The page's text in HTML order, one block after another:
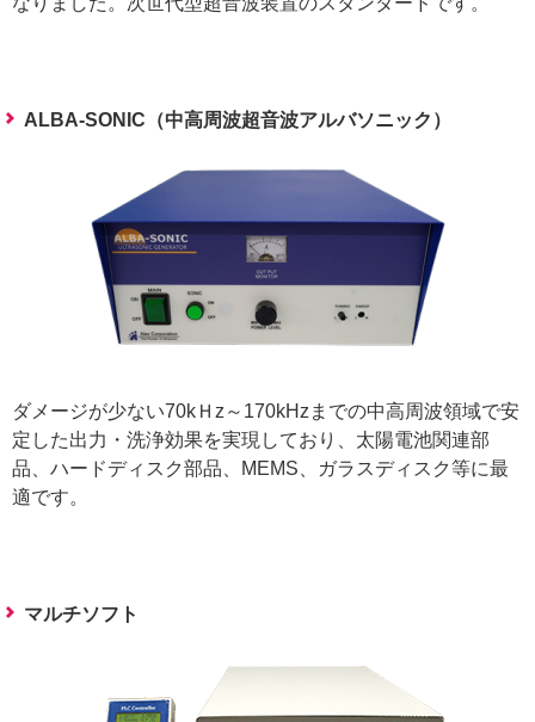
ALBA-SONIC（中高周波超音波アルバソニック）
ダメージが少ない70kＨz～170kHzまでの中高周波領域で安
定した出力・洗浄効果を実現しており、太陽電池関連部
品、ハードディスク部品、MEMS、ガラスディスク等に最
適です。
マルチソフト